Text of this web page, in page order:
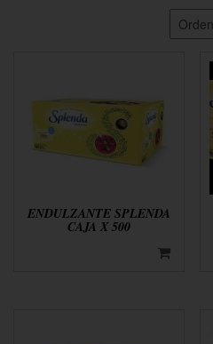
ENDULZANTE SPLENDA
CAJA X 500